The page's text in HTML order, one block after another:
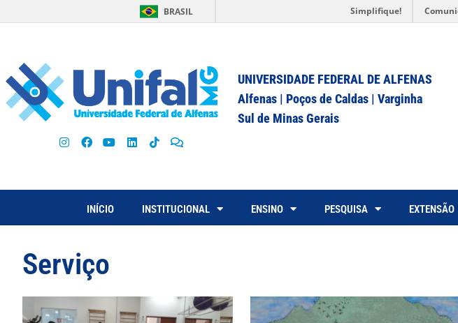
BRASIL Simplifique!
UNIVERSIDADE FEDERAL DE ALFENAS
Alfenas | Poços de Caldas | Varginha
Sul de Minas Gerais
INÍCIO INSTITUCIONAL ENSINO PESQUISA EXTENSÃO
Serviço